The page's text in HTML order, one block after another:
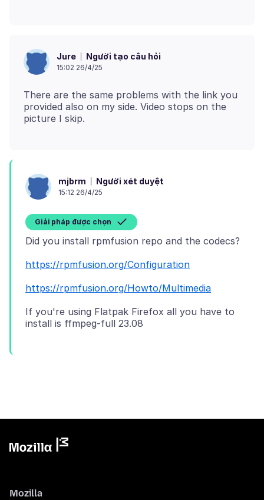
Jure Người tạo câu hỏi
15:02 26/4/25
There are the same problems with the link you
provided also on my side. Video stops on the
mjbrm Người xét duyệt
15:12 26/4/25
Giải pháp được chọn
https://rpmfusion.org/Configuration
https://rpmfusion.org/Howto/Multimedia
If you're using Flatpak Firefox all you have to
Mozilla